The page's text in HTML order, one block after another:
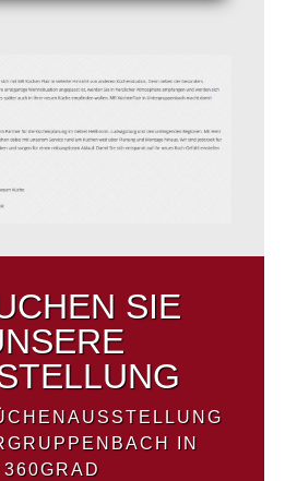
SIE
IN
360GRAD